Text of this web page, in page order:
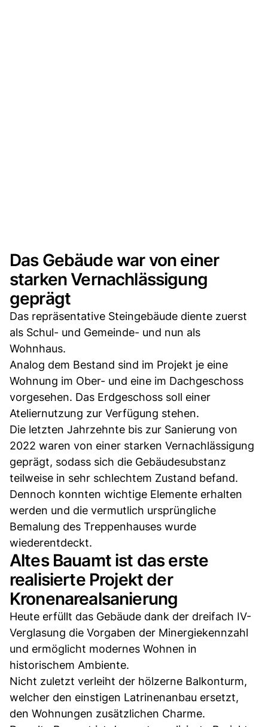
Das Gebäude war von einer
starken Vernachlässigung
geprägt
Das repräsentative Steingebäude diente zuerst
als Schul- und Gemeinde- und nun als
Wohnhaus.
Analog dem Bestand sind im Projekt je eine
Wohnung im Ober- und eine im Dachgeschoss
vorgesehen. Das Erdgeschoss soll einer
Ateliernutzung zur Verfügung stehen.
Die letzten Jahrzehnte bis zur Sanierung von
2022 waren von einer starken Vernachlässigung
geprägt, sodass sich die Gebäudesubstanz
teilweise in sehr schlechtem Zustand befand.
Dennoch konnten wichtige Elemente erhalten
werden und die vermutlich ursprüngliche
Bemalung des Treppenhauses wurde
wiederentdeckt.
Altes Bauamt ist das erste
realisierte Projekt der
Kronenarealsanierung
Heute erfüllt das Gebäude dank der dreifach IV-
Verglasung die Vorgaben der Minergiekennzahl
und ermöglicht modernes Wohnen in
historischem Ambiente.
Nicht zuletzt verleiht der hölzerne Balkonturm,
welcher den einstigen Latrinenanbau ersetzt,
den Wohnungen zusätzlichen Charme.